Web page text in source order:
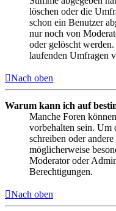
löschen oder die
schon ein Benutzer
nur noch von
oder gelöscht
laufenden Umfragen
Nach oben
Warum kann ich auf
Manche Foren
vorbehalten sein. Um
schreiben oder
möglicherweise
Moderator oder
Berechtigungen.
Nach oben